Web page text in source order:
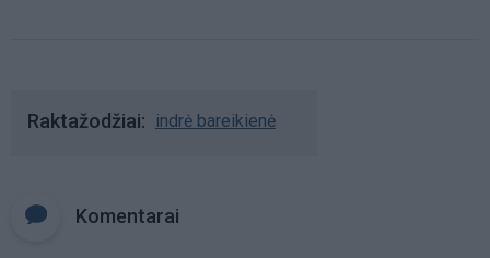
Raktažodžiai indrė bareikienė
Komentarai